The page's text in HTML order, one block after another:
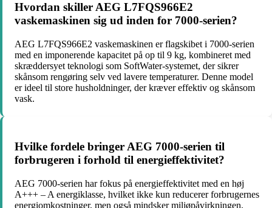
Hvordan skiller AEG L7FQS966E2
vaskemaskinen sig ud inden for 7000-serien?
AEG L7FQS966E2 vaskemaskinen er flagskibet i 7000-serien
med en imponerende kapacitet på op til 9 kg, kombineret med
skræddersyet teknologi som SoftWater-systemet, der sikrer
skånsom rengøring selv ved lavere temperaturer. Denne model
er ideel til store husholdninger, der kræver effektiv og skånsom
vask.
Hvilke fordele bringer AEG 7000-serien til
forbrugeren i forhold til energieffektivitet?
AEG 7000-serien har fokus på energieffektivitet med en høj
A+++ – A energiklasse, hvilket ikke kun reducerer forbrugernes
energiomkostninger, men også mindsker miljøpåvirkningen.